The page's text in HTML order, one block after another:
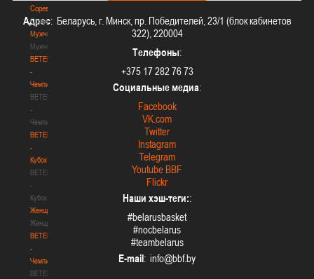
Соревнования
Соревнования
Мужчины
Мужчины
BETERA
-
Чемпионат
BETERA
-
Чемпионат
BETERA
-
Кубок
BETERA
-
Кубок
Женщины
Женщины
BETERA
-
Чемпионат
BETERA
Адрес: Беларусь, г. Минск, пр. Победителей, 23/1 (блок кабинетов
322), 220004
Телефоны:
+375 17 282 76 73
Социальные медиа:
Facebook
VK.com
Twitter
Instagram
Telegram
Youtube BBF
Flickr
Наши хэш-теги::
#belarusbasket
#nocbelarus
#teambelarus
E-mail: